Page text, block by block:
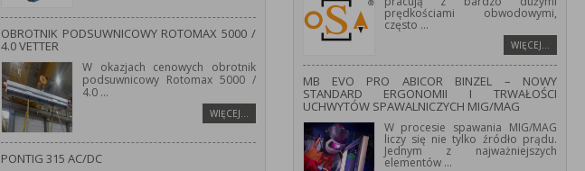
OBROTNIK PODSUWNICOWY ROTOMAX 5000 /
4.0 VETTER
W okazjach cenowych obrotnik
podsuwnicowy Rotomax 5000 /
4.0 ...
WIĘCEJ…
PONTIG 315 AC/DC
prędkościami obwodowymi,
często ...
WIĘCEJ…
MB EVO PRO ABICOR BINZEL – NOWY
STANDARD ERGONOMII I TRWAŁOŚCI
UCHWYTÓW SPAWALNICZYCH MIG/MAG
W procesie spawania MIG/MAG
liczy się nie tylko źródło prądu.
Jednym z najważniejszych
elementów...